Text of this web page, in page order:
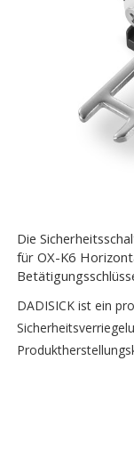
Die
für OX-K6
DADISICK ist ein